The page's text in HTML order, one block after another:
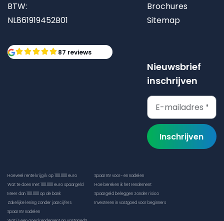
BTW:
NL861919452B01
87 reviews
Brochures
Sitemap
Nieuwsbrief
inschrijven
Inschrijven
Hoeveel rente krijg ik op 100.000 euro
Wat te doen met 100.000 euro spaargeld
Meer dan 100.000 op de bank
Zakelijke lening zonder jaarcijfers
Spaar BV nadelen
Spaar BV voor- en nadelen
Hoe bereken ik het rendement
Spaargeld beleggen zonder risico
Investeren in vastgoed voor beginners